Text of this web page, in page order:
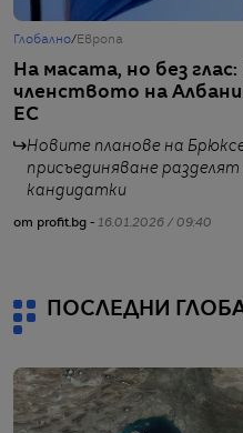
Глобално/Европа
На масата, но без
членството на
ЕС
Новите планове на
присъединяване
кандидатки
от profit.bg - 16.01.2026 / 09:40
ПОСЛЕДНИ